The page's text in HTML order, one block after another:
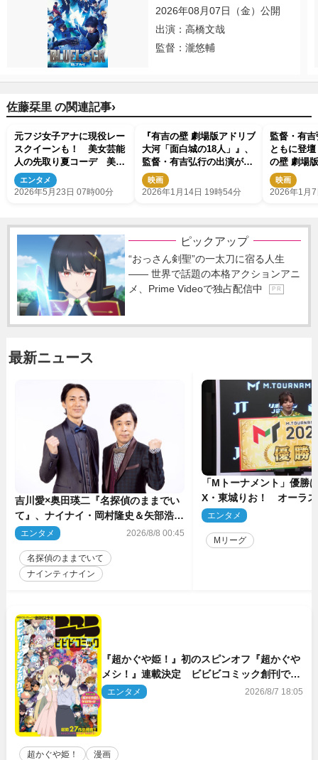
2026年08月07日（金）公開
出演：高橋文哉
監督：瀧悠輔
佐藤栞里 の関連記事›
元フジ女子アナに現役レー
スクイーンも！ 美女芸能
人の先取り夏コーデ 美
脚・美鎖骨「魅力満載」
エンタメ
2026年5月23日 07時00分
『有吉の壁 劇場版アドリブ
大河「面白城の18人」』、
監督・有吉弘行の出演が発
表 殿役として有壁隊を追
い詰める！
映画
2026年1月14日 19時54分
監督・有
ともに登
の壁 劇場
「面白城
いさつが
映画
2026年1月
ピックアップ
“おっさん剣聖”の一太刀に宿る人生
―― 世界で話題の本格アクションアニ
メ、Prime Videoで独占配信中
P R
最新ニュース
吉川愛×奥田瑛二『名探偵のままでい
て』、ナイナイ・岡村隆史＆矢部浩之
のゲスト出演が決定！
エンタメ 2026/8/8 00:45
名探偵のままでいて
ナインティナイン
「Mトーナメント」優勝
X・東城りお！ オーラス
後は自ら和了って幕引き
エンタメ
Mリーグ
『超かぐや姫！』初のスピンオフ『超かぐや
メシ！』連載決定 ビビビコミック創刊で31
作品一挙公開
エンタメ 2026/8/7 18:05
超かぐや姫！ 漫画